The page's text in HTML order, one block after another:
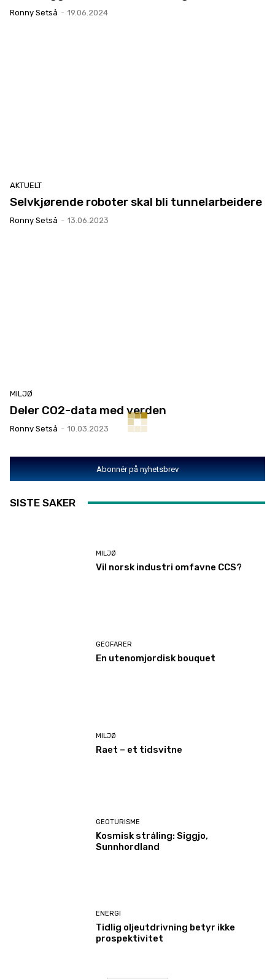
Ronny Setså - 19.06.2024
AKTUELT
Selvkjørende roboter skal bli tunnelarbeidere
Ronny Setså - 13.06.2023
MILJØ
Deler CO2-data med verden
Ronny Setså - 10.03.2023
Abonnér på nyhetsbrev
SISTE SAKER
MILJØ
Vil norsk industri omfavne CCS?
GEOFARER
En utenomjordisk bouquet
MILJØ
Raet – et tidsvitne
GEOTURISME
Kosmisk stråling: Siggjo,
Sunnhordland
ENERGI
Tidlig oljeutdrivning betyr ikke
prospektivitet